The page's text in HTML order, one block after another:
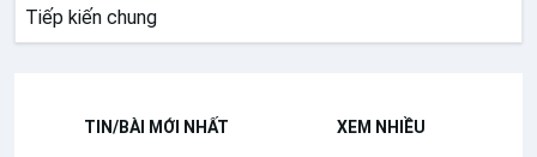
Tiếp kiến chung
TIN/BÀI MỚI NHẤT XEM NHIỀU